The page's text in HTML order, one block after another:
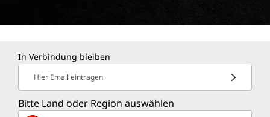
In Verbindung bleiben
Hier Email eintragen
Bitte Land oder Region auswählen